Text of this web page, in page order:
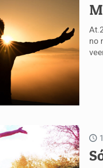
no